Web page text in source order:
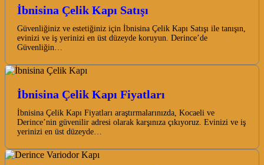
İbnisina Çelik Kapı Satışı
Güvenliğiniz ve estetiğiniz için İbnisina Çelik Kapı Satışı ile tanışın,
evinizi ve iş yerinizi en üst düzeyde koruyun. Derince’de
Güvenliğin…
İbnisina Çelik Kapı Fiyatları
İbnisina Çelik Kapı Fiyatları araştırmalarınızda, Kocaeli ve
Derince’nin güvenilir adresi olarak karşınıza çıkıyoruz. Evinizi ve iş
yerinizi en üst düzeyde…